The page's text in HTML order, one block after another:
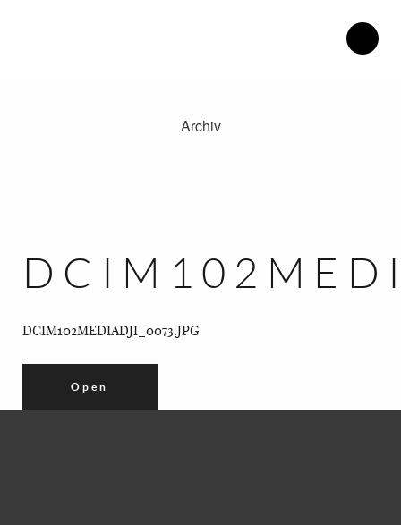
Therapiezentrum Herdweg.
Kontakt.
Archiv
DCIM102MEDIADJI_0073.JPG
Open